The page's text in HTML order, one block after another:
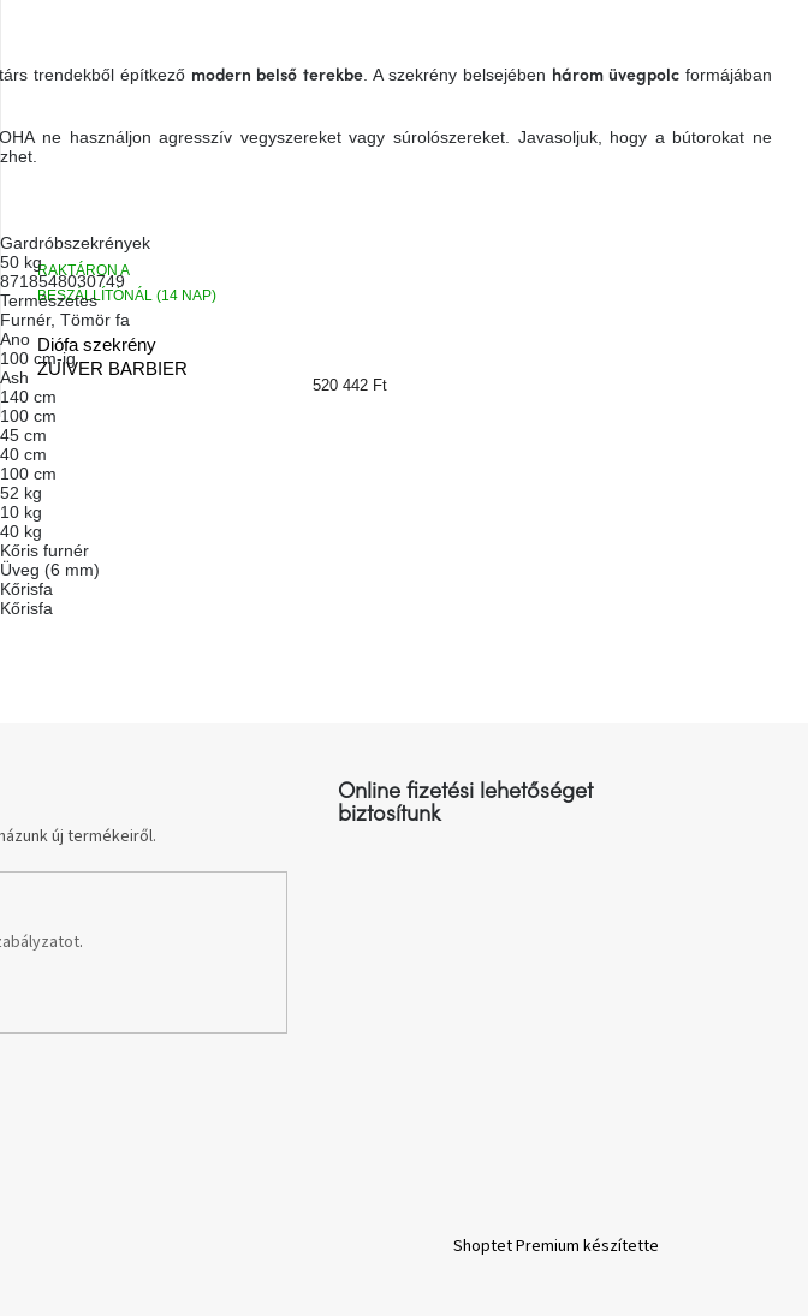
Diófa szekrény
ZUIVER BARBIER
RAKTÁRON A
BESZÁLLÍTÓNÁL (14 NAP)
520 442 Ft
trendekből építkező modern belső terekbe. A szekrény belsejében három üvegpolcformájában
ne használjon agresszív vegyszereket vagy súrolószereket. Javasoljuk, hogy a bútorokat ne
Gardróbszekrények
50 kg
8718548030749
Természetes
Furnér, Tömör fa
Ano
100 cm-ig
Ash
140 cm
100 cm
45 cm
40 cm
100 cm
52 kg
10 kg
40 kg
Kőris furnér
Üveg (6 mm)
Kőrisfa
Kőrisfa
új termékeiről.
.
Online fizetési lehetőséget
biztosítunk
Shoptet Premium készítette